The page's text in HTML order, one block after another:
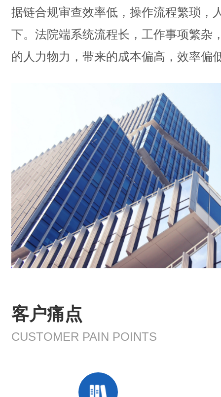
据链合规审查效率低，操作流程繁琐，
下。法院端系统流程长，工作事项繁杂
的人力物力，带来的成本偏高，效率偏
客户痛点
CUSTOMER PAIN POINTS